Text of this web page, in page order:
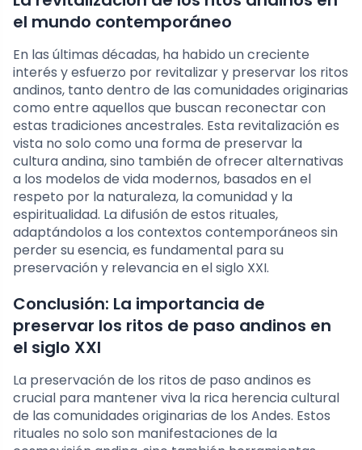
el mundo contemporáneo
En las últimas décadas, ha habido un creciente
interés y esfuerzo por revitalizar y preservar los ritos
andinos, tanto dentro de las comunidades originarias
como entre aquellos que buscan reconectar con
estas tradiciones ancestrales. Esta revitalización es
vista no solo como una forma de preservar la
cultura andina, sino también de ofrecer alternativas
a los modelos de vida modernos, basados en el
respeto por la naturaleza, la comunidad y la
espiritualidad. La difusión de estos rituales,
adaptándolos a los contextos contemporáneos sin
perder su esencia, es fundamental para su
preservación y relevancia en el siglo XXI.
Conclusión: La importancia de
preservar los ritos de paso andinos en
el siglo XXI
La preservación de los ritos de paso andinos es
crucial para mantener viva la rica herencia cultural
de las comunidades originarias de los Andes. Estos
rituales no solo son manifestaciones de la